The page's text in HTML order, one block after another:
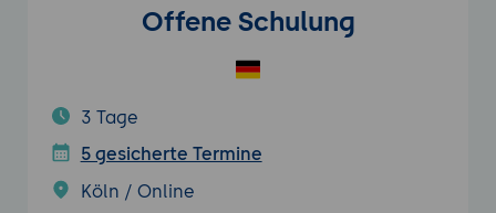
Offene Schulung
3 Tage
5 gesicherte Termine
Köln / Online